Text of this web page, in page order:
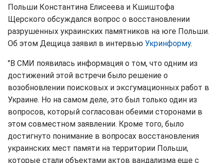
Польши Константина Елисеева и Кшиштофа
Щерского обсуждался вопрос о восстановлении
разрушенных украинских памятников на юге Польши.
Об этом Дещица заявил в интервью Укринформу.
"В СМИ появилась информация о том, что одним из
достижений этой встречи было решение о
возобновлении поисковых и эксгумационных работ в
Украине. Но на самом деле, это был только один из
вопросов, который согласован обеими сторонами в
этом совместном заявлении. Кроме того, было
достигнуто понимание в вопросах восстановления
украинских мест памяти на территории Польши,
которые стали объектами актов вандализма еще с